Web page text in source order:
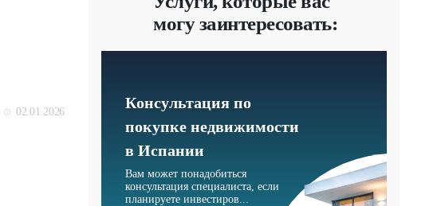
02.01.2026
могу заинтересовать:
Консультация по
покупке недвижимости
в Испании
Вам может понадобиться
консультация специалиста, если
планируете инвестиров...